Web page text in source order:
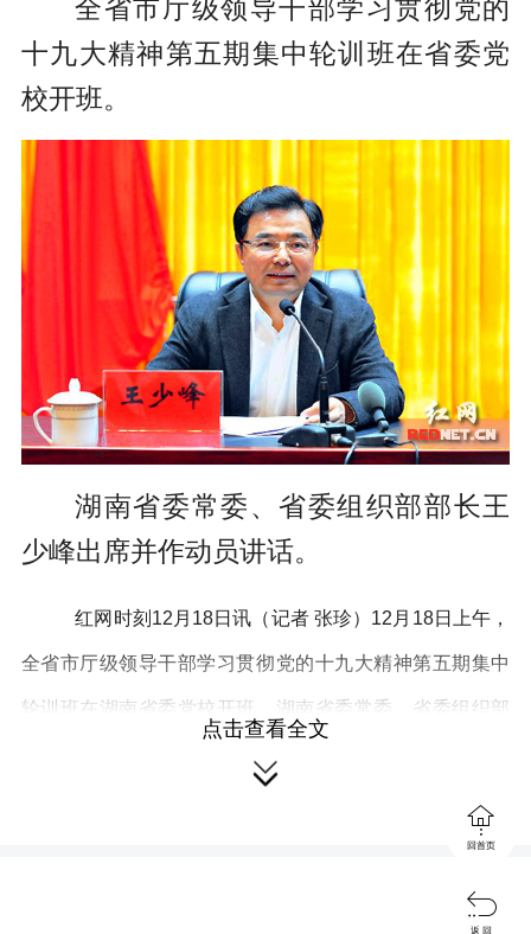
全省市厅级领导干部学习贯彻党的
十九大精神第五期集中轮训班在省委党
校开班。
湖南省委常委、省委组织部部长王
少峰出席并作动员讲话。
红网时刻12月18日讯（记者 张珍）12月18日上午，
全省市厅级领导干部学习贯彻党的十九大精神第五期集中
轮训班在湖南省委党校开班，湖南省委常委、省委组织部
王少峰强调，学习宣传贯彻党的十九大精神，是当
习近平总书记提出的学懂弄通做实党的十九大精神的要
点击查看全文


回首页

返 回